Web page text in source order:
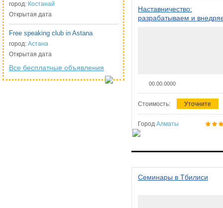
город: Костанай
Открытая дата
Free speaking club in Astana
город: Астана
Открытая дата
Все бесплатные объявления
Наставничество:
разрабатываем и
00.00.0000
Стоимость: Уточните
Город Алматы
Семинары в Тбилиси